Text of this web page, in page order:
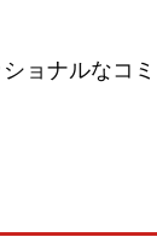
ョナルなコ